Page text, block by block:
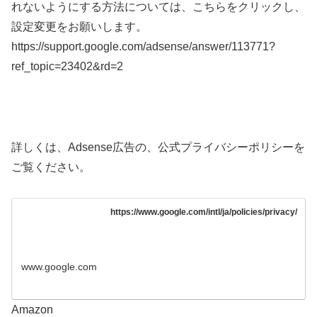
れないようにする方法については、こちらをクリックし、
設定変更をお願いします。
https://support.google.com/adsense/answer/113771?
ref_topic=23402&rd=2
詳しくは、Adsense広告の、公式プライバシーポリシーを
ご覧ください。
https://www.google.com/intl/ja/policies/privacy/
www.google.com
Amazon